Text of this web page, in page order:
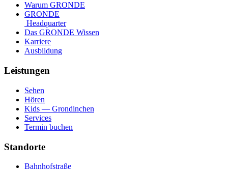
Warum GRONDE
GRONDE
Headquarter
Das GRONDE Wissen
Karriere
Ausbildung
Leistungen
Sehen
Hören
Kids — Grondinchen
Services
Termin buchen
Standorte
Bahnhofstraße